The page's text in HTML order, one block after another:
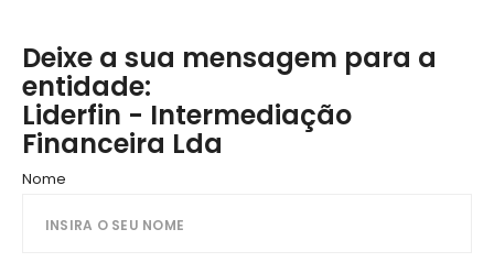
Deixe a sua mensagem para a
entidade:
Liderfin - Intermediação
Financeira Lda
Nome